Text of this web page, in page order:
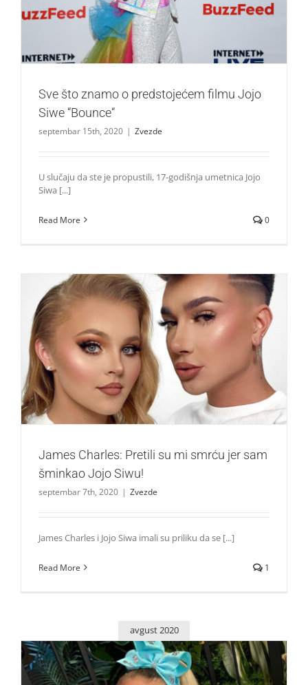
Zvezde
Sve što znamo o predstojećem filmu Jojo
Siwe “Bounce“
septembar 15th, 2020 | Zvezde
U slučaju da ste je propustili, 17-godišnja umetnica Jojo
Siwa [...]
Read More 0
James Charles: Pretili su mi smrću jer sam šminkao Jojo
Siwu!
Zvezde
James Charles: Pretili su mi smrću jer sam
šminkao Jojo Siwu!
septembar 7th, 2020 | Zvezde
James Charles i Jojo Siwa imali su priliku da se [...]
Read More 1
avgust 2020